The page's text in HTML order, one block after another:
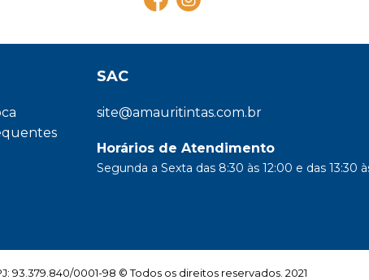
SAC
site@amauritintas.com.br
Horários de Atendimento
Segunda a Sexta das 8:30 às 12:00 e das 13:30
93.379.840/0001-98 © Todos os direitos reservados. 2021